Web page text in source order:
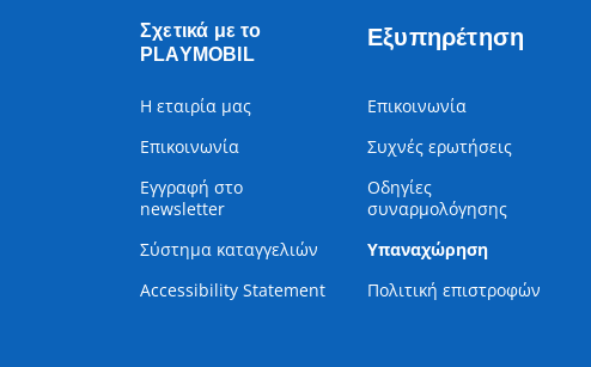
Σχετικά με το
PLAYMOBIL
Η εταιρία μας
Επικοινωνία
Εγγραφή στο
newsletter
Σύστημα καταγγελιών
Accessibility Statement
Εξυπηρέτηση
Επικοινωνία
Συχνές ερωτήσεις
Οδηγίες
συναρμολόγησης
Υπαναχώρηση
Πολιτική επιστροφών